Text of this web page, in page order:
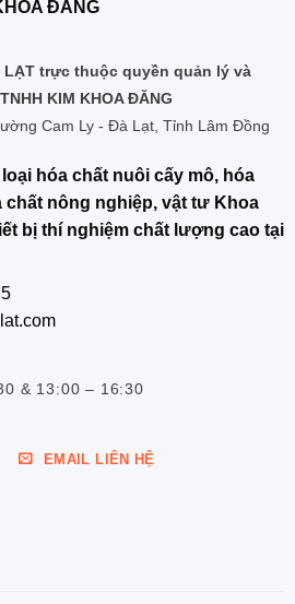
ĐĂNG
LẠT trực thuộc quyền quản lý và
KIM KHOA ĐĂNG
Cam Ly - Đà Lạt, Tỉnh Lâm Đồng
hóa chất nuôi cấy mô, hóa
chất nông nghiệp, vật tư Khoa
bị thí nghiệm chất lượng cao tại
& 13:00 – 16:30
EMAIL LIÊN HỆ